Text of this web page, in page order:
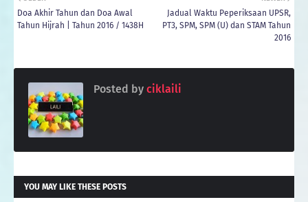
Jadual Waktu Peperiksaan UPSR,
PT3, SPM, SPM (U) dan STAM Tahun
2016
Doa Akhir Tahun dan Doa Awal
Tahun Hijrah | Tahun 2016 / 1438H
Posted by ciklaili
YOU MAY LIKE THESE POSTS